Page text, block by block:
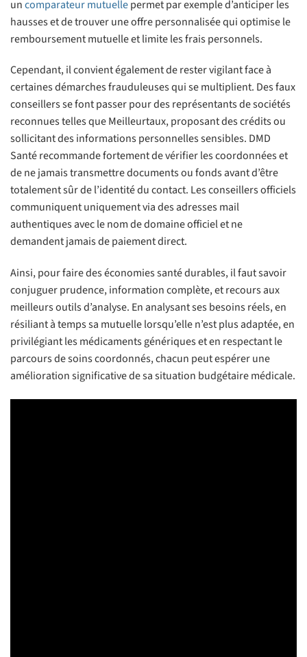
uncomparateur mutuellepermet par exemple d’anticiper les
hausses et de trouver une offre personnalisée qui optimise le
remboursement mutuelle et limite les frais personnels.
Cependant, il convient également de rester vigilant face à
certaines démarches frauduleuses qui se multiplient. Des faux
conseillers se font passer pour des représentants de sociétés
reconnues telles que Meilleurtaux, proposant des crédits ou
sollicitant des informations personnelles sensibles. DMD
Santé recommande fortement de vérifier les coordonnées et
de ne jamais transmettre documents ou fonds avant d’être
totalement sûr de l’identité du contact. Les conseillers officiels
communiquent uniquement via des adresses mail
authentiques avec le nom de domaine officiel et ne
demandent jamais de paiement direct.
Ainsi, pour faire des économies santé durables, il faut savoir
conjuguer prudence, information complète, et recours aux
meilleurs outils d’analyse. En analysant ses besoins réels, en
résiliant à temps sa mutuelle lorsqu’elle n’est plus adaptée, en
privilégiant les médicaments génériques et en respectant le
parcours de soins coordonnés, chacun peut espérer une
amélioration significative de sa situation budgétaire médicale.